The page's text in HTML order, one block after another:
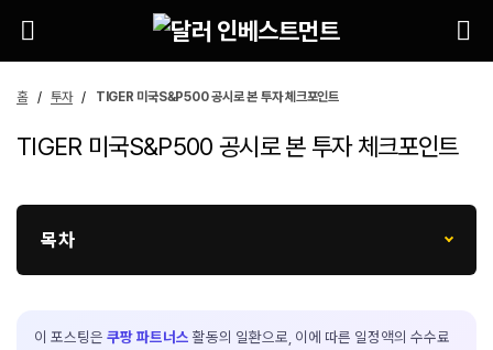
홈 투자 TIGER 미국S&P500 공시로 본 투자 체크포인트
TIGER 미국S&P500 공시로 본 투자 체크포인트
목차
이 포스팅은 쿠팡 파트너스 활동의 일환으로, 이에 따른 일정액의 수수료